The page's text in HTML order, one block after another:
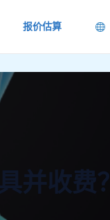
报价估算
并收费？